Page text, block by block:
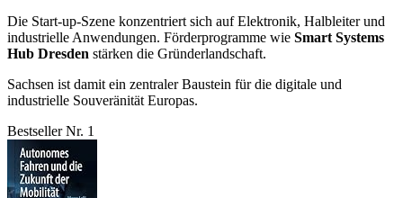
Die Start-up-Szene konzentriert sich auf Elektronik, Halbleiter und
industrielle Anwendungen. Förderprogramme wie Smart Systems
Hub Dresden stärken die Gründerlandschaft.
Sachsen ist damit ein zentraler Baustein für die digitale und
industrielle Souveränität Europas.
Bestseller Nr. 1